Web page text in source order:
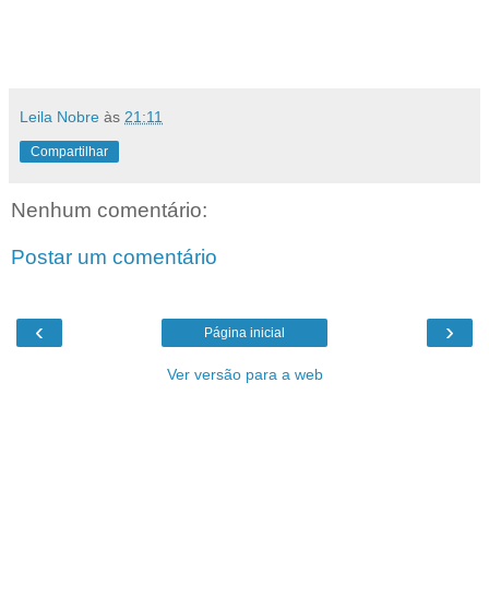
Leila Nobre às 21:11
Compartilhar
Nenhum comentário:
Postar um comentário
‹ ›
Página inicial
Ver versão para a web